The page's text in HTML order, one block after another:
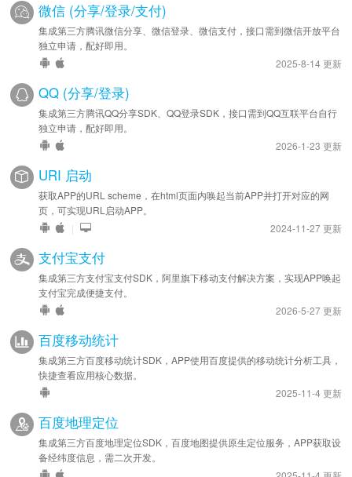
微信 (分享/登录/支付)
集成第三方腾讯微信分享、微信登录、微信支付，接口需到微信开放平台
独立申请，配好即用。
2025-8-14 更新
QQ (分享/登录)
集成第三方腾讯QQ分享SDK、QQ登录SDK，接口需到QQ互联平台自行
独立申请，配好即用。
2026-1-23 更新
URI 启动
获取APP的URL scheme，在html页面内唤起当前APP并打开对应的网
页，可实现URL启动APP。
|
2024-11-27 更新
支付宝支付
集成第三方支付宝支付SDK，阿里旗下移动支付解决方案，实现APP唤起
支付宝完成便捷支付。
2026-5-27 更新
百度移动统计
集成第三方百度移动统计SDK，APP使用百度提供的移动统计分析工具，
快捷查看应用核心数据。
2025-11-4 更新
百度地理定位
集成第三方百度地理定位SDK，百度地图提供原生定位服务，APP获取设
备经纬度信息，需二次开发。